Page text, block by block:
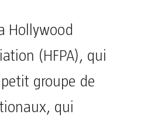
Hollywood
(HFPA), qui
groupe de
qui